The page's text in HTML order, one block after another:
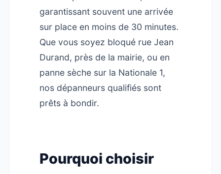
garantissant souvent une arrivée
sur place en moins de 30 minutes.
Que vous soyez bloqué rue Jean
Durand, près de la mairie, ou en
panne sèche sur la Nationale 1,
nos dépanneurs qualifiés sont
prêts à bondir.
Pourquoi choisir